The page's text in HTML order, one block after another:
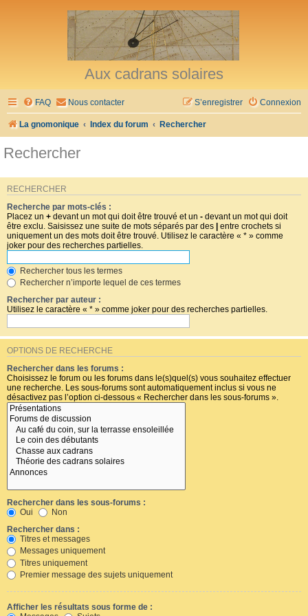
Aux cadrans solaires
FAQ Nous contacter Connexion
S’enregistrer
La gnomonique Index du forum Rechercher
Rechercher
RECHERCHER
Recherche par mots-clés :
Placez un + devant un mot qui doit être trouvé et un - devant un mot qui doit
être exclu. Saisissez une suite de mots séparés par des | entre crochets si
uniquement un des mots doit être trouvé. Utilisez le caractère « * » comme
joker pour des recherches partielles.
Rechercher tous les termes
Rechercher n’importe lequel de ces termes
Rechercher par auteur :
Utilisez le caractère « * » comme joker pour des recherches partielles.
OPTIONS DE RECHERCHE
Rechercher dans les forums :
Choisissez le forum ou les forums dans le(s)quel(s) vous souhaitez effectuer
une recherche. Les sous-forums sont automatiquement inclus si vous ne
désactivez pas l’option ci-dessous « Rechercher dans les sous-forums ».
Rechercher dans les sous-forums :
Oui
Non
Rechercher dans :
Titres et messages
Messages uniquement
Titres uniquement
Premier message des sujets uniquement
Afficher les résultats sous forme de :